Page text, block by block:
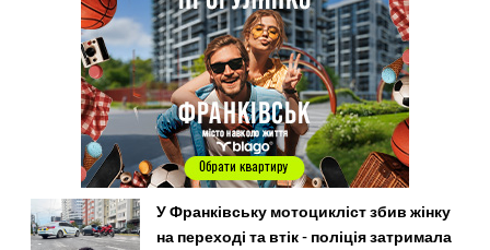
У Франківську мотоцикліст збив жінку
на переході та втік - поліція затримала